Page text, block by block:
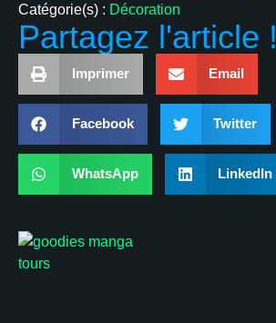
Catégorie(s) : Décoration
Partagez l'article !
Imprimer Email
Facebook Twitter
WhatsApp LinkedIn